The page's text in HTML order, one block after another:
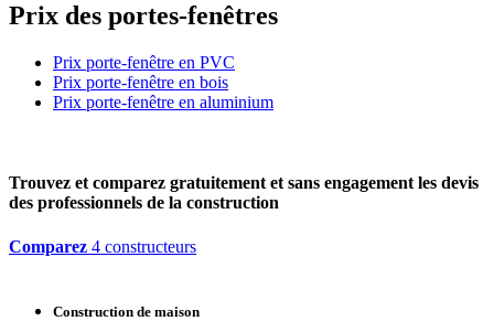
Prix des portes-fenêtres
Prix porte-fenêtre en PVC
Prix porte-fenêtre en bois
Prix porte-fenêtre en aluminium
Trouvez et comparez gratuitement et sans engagement les devis
des professionnels de la construction
Comparez 4 constructeurs
Construction de maison